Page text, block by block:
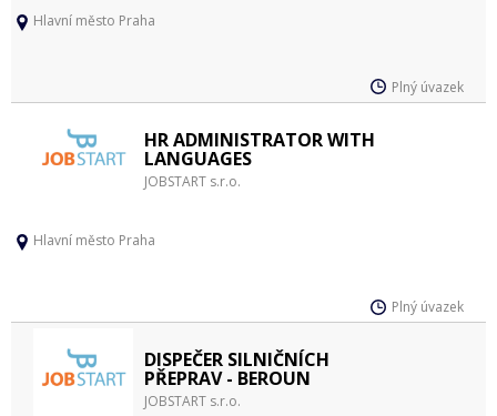
Hlavní město Praha
Plný úvazek
HR ADMINISTRATOR WITH
LANGUAGES
JOBSTART s.r.o.
Hlavní město Praha
Plný úvazek
DISPEČER SILNIČNÍCH
PŘEPRAV - BEROUN
JOBSTART s.r.o.